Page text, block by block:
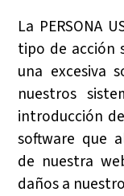
La PERSONA
tipo de acción
una excesiva
nuestros
introducción
software que
de nuestra
daños a